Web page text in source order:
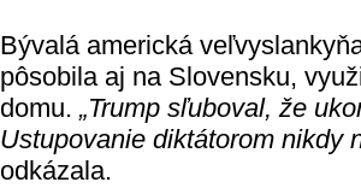
Bývalá americká
pôsobila aj na Slovensku,
domu. „Trump sľuboval, že
Ustupovanie diktátorom nikdy
odkázala.